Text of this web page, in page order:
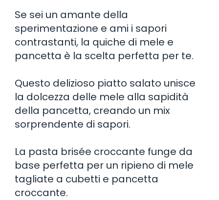
Se sei un amante della
sperimentazione e ami i sapori
contrastanti, la quiche di mele e
pancetta è la scelta perfetta per te.
Questo delizioso piatto salato unisce
la dolcezza delle mele alla sapidità
della pancetta, creando un mix
sorprendente di sapori.
La pasta brisée croccante funge da
base perfetta per un ripieno di mele
tagliate a cubetti e pancetta
croccante.